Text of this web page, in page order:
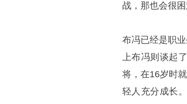
战，那也会很
布冯已经是职
上布冯则谈起
将，在16岁时
轻人充分成长